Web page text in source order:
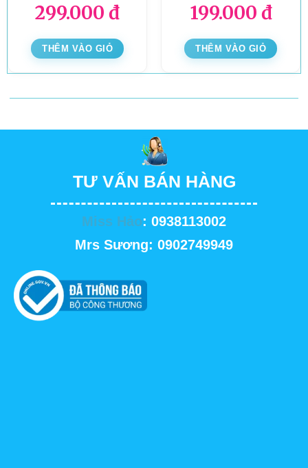
299.000 đ
THÊM VÀO GIỎ
199.000 đ
THÊM VÀO GIỎ
TƯ VẤN BÁN HÀNG
Miss Hảo: 0938113002
Mrs Sương: 0902749949